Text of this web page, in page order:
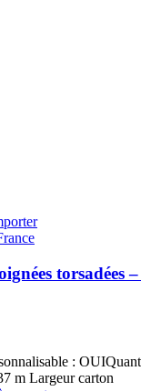
torsadées
:
m Largeur carton